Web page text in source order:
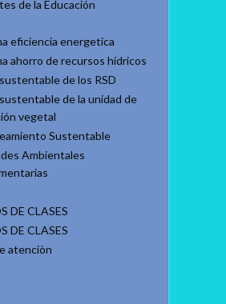
de la Educación
eficiencia energetica
ahorro de recursos hídricos
de los RSD
de la unidad de
vegetal
Sustentable
Ambientales
DE CLASES
DE CLASES
atenciòn